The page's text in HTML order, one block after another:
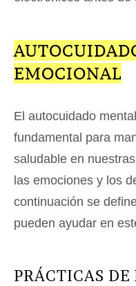
EMOCIONAL
El autocuidado
fundamental para
saludable en
las emociones y los
continuación se
pueden ayudar en
PRÁCTICAS